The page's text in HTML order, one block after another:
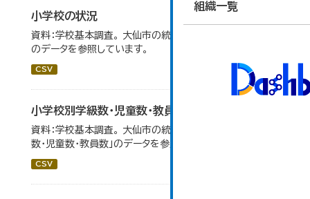
組織一覧
小学校の状況
資料：学校基本調査。 大仙市の統計「14-3 小学校の状況」
のデータを参照しています。
CSV
小学校別学級数・児童数・教員数
資料：学校基本調査。 大仙市の統計「14-4 小学校別学級
数・児童数・教員数」のデータを参照しています。
CSV